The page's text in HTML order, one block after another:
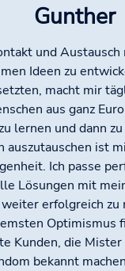
Gunther
und
Ideen zu
macht mir
aus ganz
lernen und dann
auszutauschen ist
Ich passe
Lösungen mit
erfolgreich zu
Optimismus
Kunden, die
bekannt